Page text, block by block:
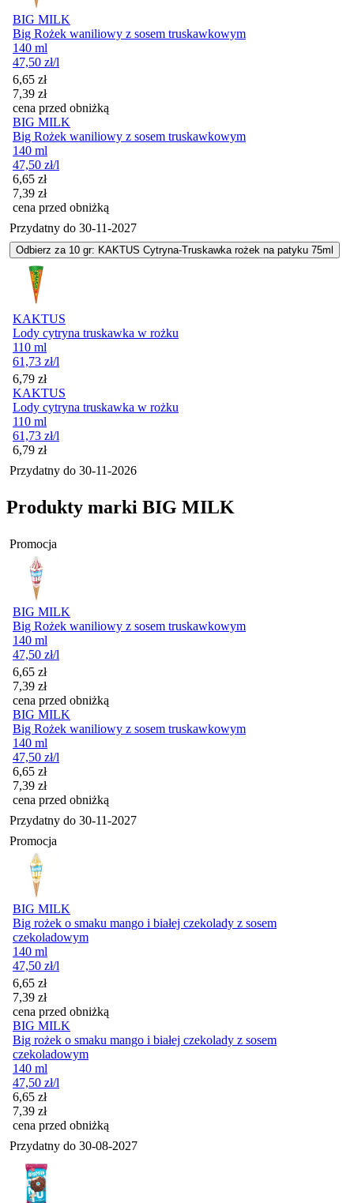
BIG MILK
Big Rożek waniliowy z sosem truskawkowym
140 ml
47,50 zł/l
Cena promocyjna
6,65 zł
7,39 zł
cena przed obniżką
BIG MILK
Big Rożek waniliowy z sosem truskawkowym
140 ml
47,50 zł/l
Cena promocyjna
6,65 zł
7,39 zł
cena przed obniżką
Przydatny do 30-11-2027
Odbierz za 10 gr: KAKTUS Cytryna-Truskawka rożek na patyku 75ml
KAKTUS
Lody cytryna truskawka w rożku
110 ml
61,73 zł/l
Cena
6,79 zł
KAKTUS
Lody cytryna truskawka w rożku
110 ml
61,73 zł/l
Cena
6,79 zł
Przydatny do 30-11-2026
Produkty marki BIG MILK
Promocja
BIG MILK
Big Rożek waniliowy z sosem truskawkowym
140 ml
47,50 zł/l
Cena promocyjna
6,65 zł
7,39 zł
cena przed obniżką
BIG MILK
Big Rożek waniliowy z sosem truskawkowym
140 ml
47,50 zł/l
Cena promocyjna
6,65 zł
7,39 zł
cena przed obniżką
Przydatny do 30-11-2027
Promocja
BIG MILK
Big rożek o smaku mango i białej czekolady z sosem
czekoladowym
140 ml
47,50 zł/l
Cena promocyjna
6,65 zł
7,39 zł
cena przed obniżką
BIG MILK
Big rożek o smaku mango i białej czekolady z sosem
czekoladowym
140 ml
47,50 zł/l
Cena promocyjna
6,65 zł
7,39 zł
cena przed obniżką
Przydatny do 30-08-2027